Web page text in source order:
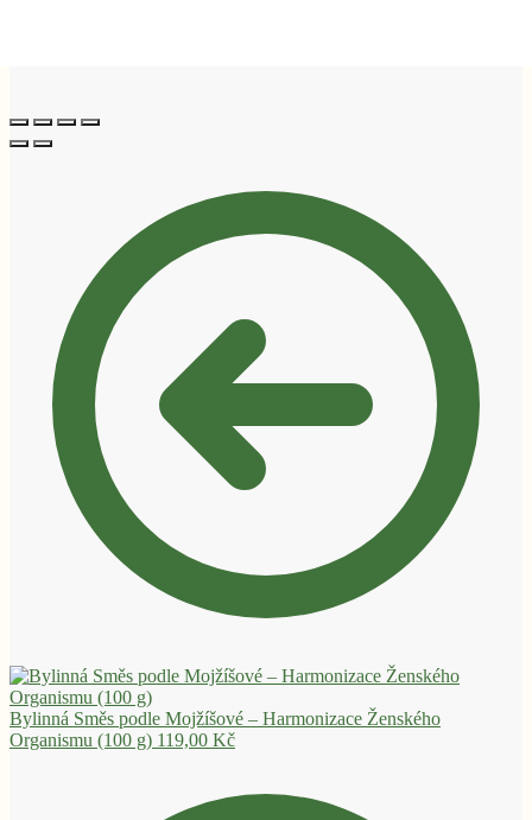
Bylinná Směs podle Mojžíšové – Harmonizace Ženského
Organismu (100 g) 119,00 Kč